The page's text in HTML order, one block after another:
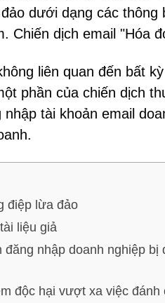
dưới dạng các
Chiến dịch email "Hóa
liên quan đến bất
phần của chiến dịch
tài khoản email
điệp lừa đảo
liệu giả
đăng nhập doanh nghiệp bị
độc hại vượt xa việc đánh